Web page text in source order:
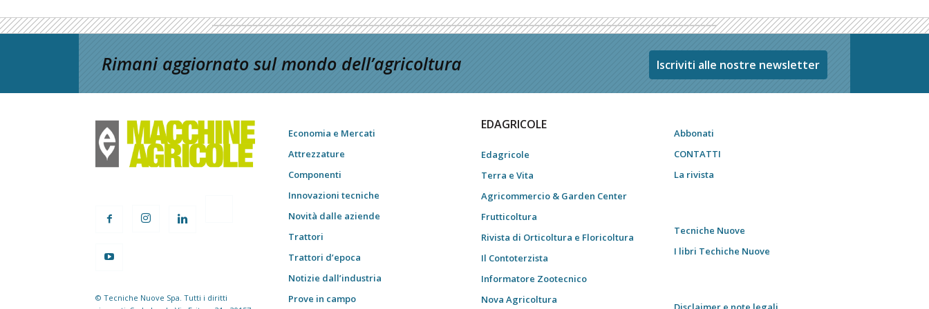
Rimani aggiornato sul mondo dell’agricoltura Iscriviti alle nostre newsletter
© Tecniche Nuove Spa. Tutti i diritti
Economia e Mercati
Attrezzature
Componenti
Innovazioni tecniche
Novità dalle aziende
Trattori
Trattori d’epoca
Notizie dall’industria
Prove in campo
EDAGRICOLE
Edagricole
Terra e Vita
Agricommercio & Garden Center
Frutticoltura
Rivista di Orticoltura e Floricoltura
Il Contoterzista
Informatore Zootecnico
Nova Agricoltura
Abbonati
CONTATTI
La rivista
Tecniche Nuove
I libri Techiche Nuove